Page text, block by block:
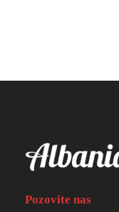
Pozovite nas